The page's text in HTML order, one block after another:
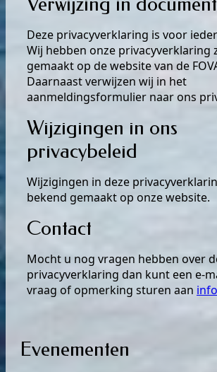
Deze privacyverklaring is voor
Wij hebben onze privacyverklaring
gemaakt op de website van de
Daarnaast verwijzen wij in het
aanmeldingsformulier naar ons
Wijzigingen in ons
privacybeleid
Wijzigingen in deze
bekend gemaakt op onze website.
Contact
Mocht u nog vragen hebben over
privacyverklaring dan kunt een e-
vraag of opmerking sturen aan
Evenementen